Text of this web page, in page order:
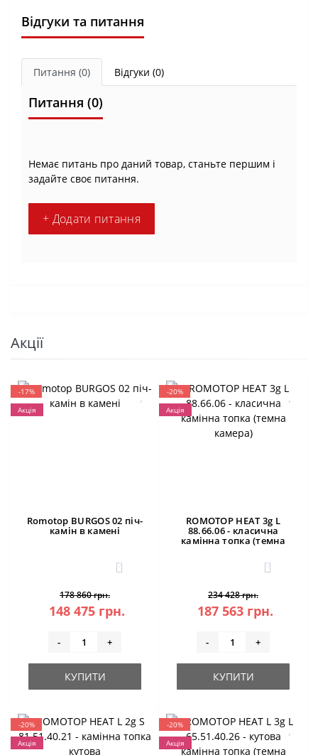
Відгуки та питання
Питання (0) Відгуки (0)
Питання (0)
Немає питань про даний товар, станьте першим і
задайте своє питання.
+ Додати питання
Акції
-17%
Акція
Romotop BURGOS 02 піч-
камін в камені
3
178 860 грн.
148 475 грн.
- +
КУПИТИ
-20%
Акція
ROMOTOP HEAT 3g L
88.66.06 - класична
камінна топка (темна
0
234 428 грн.
187 563 грн.
- +
КУПИТИ
-20%
Акція
-20%
Акція